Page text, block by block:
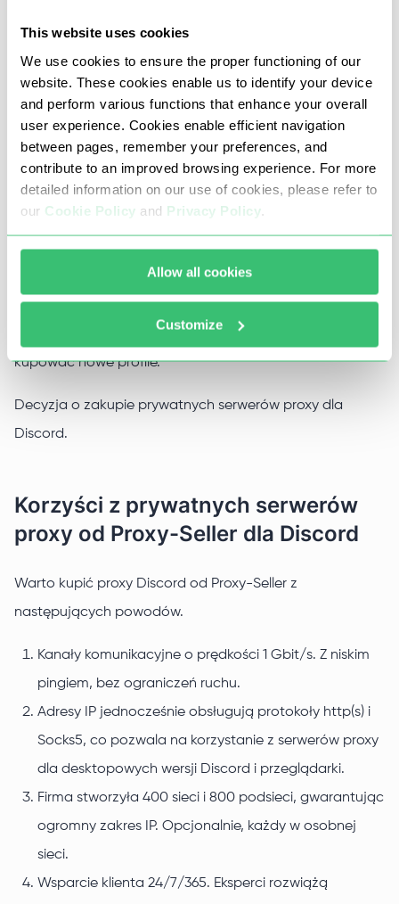
This website uses cookies
We use cookies to ensure the proper functioning of our
website. These cookies enable us to identify your device
and perform various functions that enhance your overall
user experience. Cookies enable efficient navigation
between pages, remember your preferences, and
contribute to an improved browsing experience. For more
detailed information on our use of cookies, please refer to
our Cookie Policy and Privacy Policy
Allow all cookies
Customize
Boty w Discord wykonują promocję zgodnie z zasadami
multikonta, masowej wysyłki linków do serwera,
korzystania z innych sieci społecznościowych, co
oznacza, że potrzebują niezawodnych serwerów proxy
dla wysokiej jakości i płynnego działania.
Publiczne serwery proxy ze względu na ich masowe
wykorzystanie przez ogromną liczbę użytkowników nie
nadają się do takich celów. Mogą one spowodować
zablokowanie wielu kont połączonych z botami, w
wyniku czego automatyzacja promocji nie przyniesie
pożądanego rezultatu. Trzeba będzie szukać lub
kupować nowe profile.
Decyzja o zakupie prywatnych serwerów proxy dla
Discord.
Korzyści z prywatnych serwerów
proxy od Proxy-Seller dla Discord
Warto kupić proxy Discord od Proxy-Seller z
następujących powodów.
Kanały komunikacyjne o prędkości 1 Gbit/s. Z niskim
pingiem, bez ograniczeń ruchu.
Adresy IP jednocześnie obsługują protokoły http(s) i
Socks5, co pozwala na korzystanie z serwerów proxy
dla desktopowych wersji Discord i przeglądarki.
Firma stworzyła 400 sieci i 800 podsieci, gwarantując
ogromny zakres IP. Opcjonalnie, każdy w osobnej
sieci.
Wsparcie klienta 24/7/365. Eksperci rozwiążą